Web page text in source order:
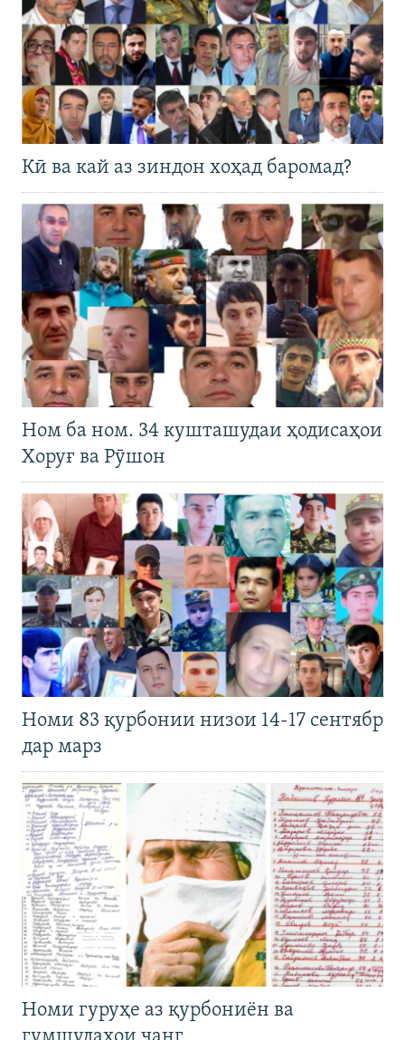
Кӣ ва кай аз зиндон хоҳад баромад?
Ном ба ном. 34 кушташудаи ҳодисаҳои
Хоруғ ва Рӯшон
Номи 83 қурбонии низои 14-17 сентябр
дар марз
Номи гуруҳе аз қурбониён ва